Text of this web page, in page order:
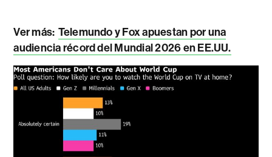
Ver más: Telemundo y Fox apuestan por una
audiencia récord del Mundial 2026 en EE.UU.